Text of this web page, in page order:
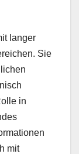
langer
Sie
in
mit